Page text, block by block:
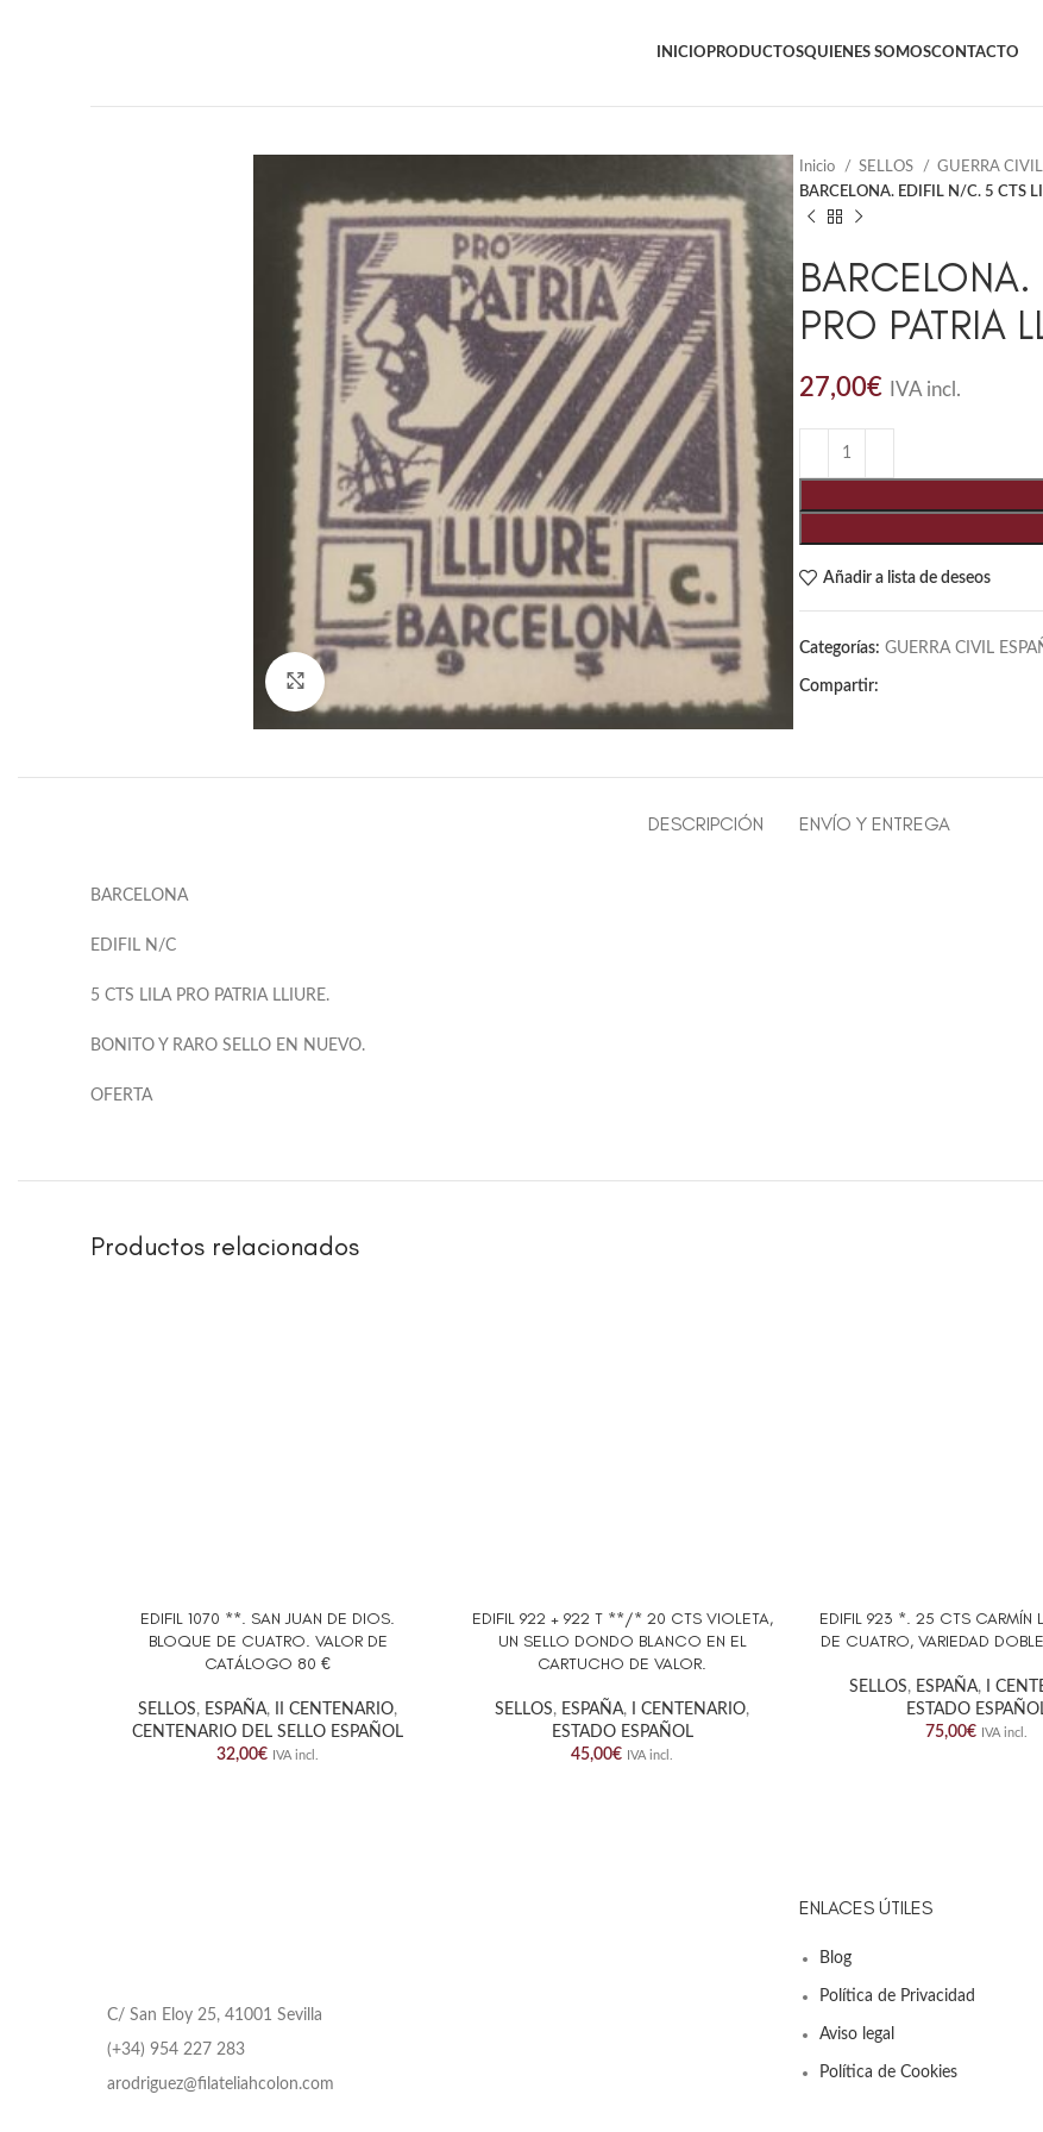
INICIO PRODUCTOSQUIENES SOMOSCONTACTO
Inicio SELLOS GUERRA
BARCELONA. EDIFIL N/C. 5 CTS
PRO PATRIA
27,00€ IVA incl.
Añadir a lista de deseos
Categorías: GUERRA CIVIL
Compartir:
DESCRIPCIÓN ENVÍO Y ENTREGA
BARCELONA
EDIFIL N/C
5 CTS LILA PRO PATRIA LLIURE.
BONITO Y RARO SELLO EN NUEVO.
OFERTA
Productos relacionados
AÑADIR AL CARRITO
EDIFIL 1070 **. SAN JUAN DE DIOS.
BLOQUE DE CUATRO. VALOR DE
CATÁLOGO 80 €
SELLOS, ESPAÑA, II CENTENARIO,
CENTENARIO DEL SELLO ESPAÑOL
32,00€ IVA incl.
AÑADIR AL CARRITO
EDIFIL 922 + 922 T **/* 20 CTS VIOLETA,
UN SELLO DONDO BLANCO EN EL
CARTUCHO DE VALOR.
SELLOS, ESPAÑA, I CENTENARIO,
ESTADO ESPAÑOL
45,00€ IVA incl.
AÑADIR AL CARRITO
EDIFIL 923 *. 25 CTS CARMÍN
DE CUATRO, VARIEDAD
SELLOS, ESPAÑA, I
ESTADO
75,00€ IVA incl.
C/ San Eloy 25, 41001 Sevilla
(+34) 954 227 283
arodriguez@filateliahcolon.com
ENLACES ÚTILES
Blog
Política de Privacidad
Aviso legal
Política de Cookies